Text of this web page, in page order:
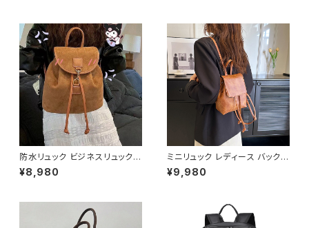
おしゃれバッグ ブラック ゴール
ド シルバー K-B0296
ッグ 通勤バッグ 通学バッグ おし
ゃれバッグ ブラック K-B0292
防水リュック ビジネスリュック
メンズ レディース バックパック
PCリュック 大容量リュック 防水
シンプルバッグ ブラック グレー
¥8,980
ミニリュック レディース バックパ
ック 巾着リュック レザー調 小さ
め コンパクト 軽量 カジュアル
シンプル ブラック ダークブラウ
ン ブラウン ワンサイズ K-B026
¥9,980